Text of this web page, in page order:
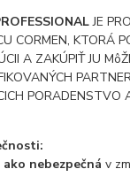
JE
CORMEN, KTORÁ
A ZAKÚPIŤ JU
PORADENSTVO
nebezpečná v